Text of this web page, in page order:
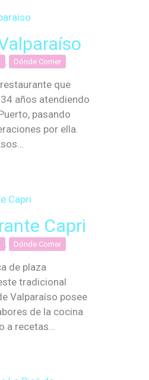
, Dónde Comer
que
años atendiendo
pasando
por ella.
Capri
Dónde Comer
de plaza
tradicional
Valparaíso posee
de la cocina
a recetas…